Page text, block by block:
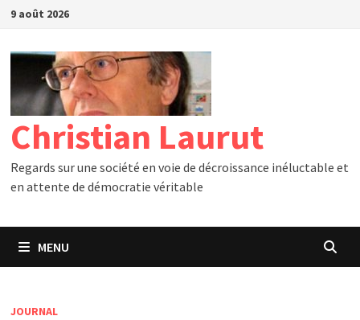
Passer
contenu
9 août 2026
Christian Laurut
Regards sur une société en voie de décroissance inéluctable et
en attente de démocratie véritable
MENU
JOURNAL